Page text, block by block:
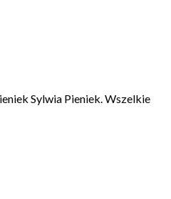
Sylwia Pieniek. Wszelkie